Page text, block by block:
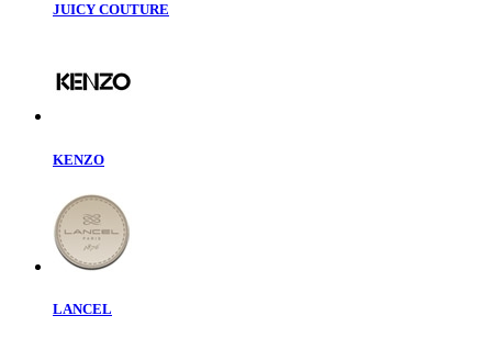
JUICY COUTURE
KENZO
LANCEL